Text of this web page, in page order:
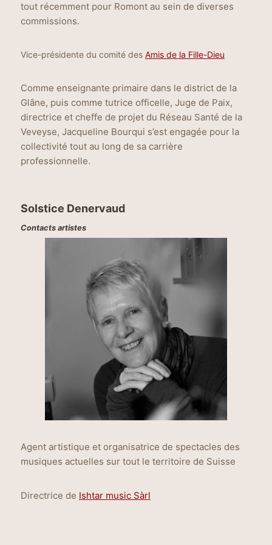
tout récemment pour Romont au sein de diverses
commissions.
Vice-présidente du comité des Amis de la Fille-Dieu
Comme enseignante primaire dans le district de la
Glâne, puis comme tutrice officelle, Juge de Paix,
directrice et cheffe de projet du Réseau Santé de la
Veveyse, Jacqueline Bourqui s’est engagée pour la
collectivité tout au long de sa carrière
professionnelle.
Solstice Denervaud
Contacts artistes
Agent artistique et organisatrice de spectacles des
musiques actuelles sur tout le territoire de Suisse
Directrice de Ishtar music Sàrl